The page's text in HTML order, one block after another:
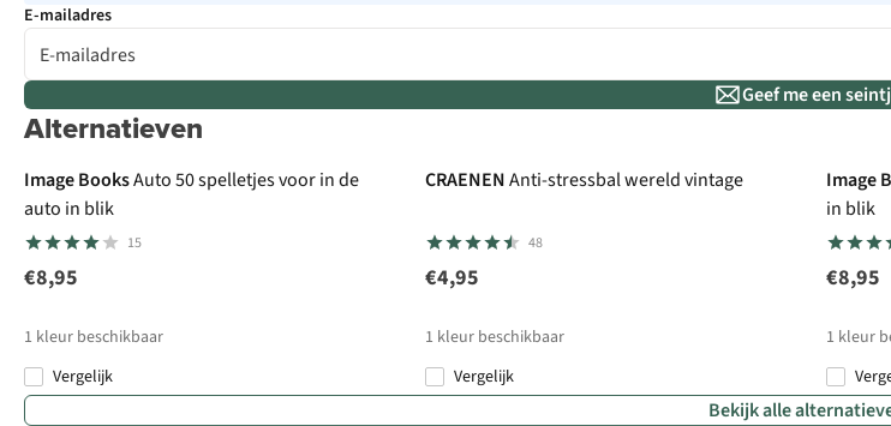
E-mailadres
Geef me een
Alternatieven
Image BooksAuto 50 spelletjes voor in de
auto in blik
15
€8,95
1 kleur beschikbaar
Vergelijk
CRAENENAnti-stressbal wereld vintage
48
€4,95
1 kleur beschikbaar
Vergelijk
Image
in blik
€8,95
1 kleur
Bekijk alle